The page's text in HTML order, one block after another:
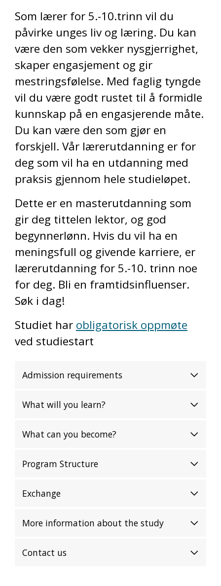
Som lærer for 5.-10.trinn vil du
påvirke unges liv og læring. Du kan
være den som vekker nysgjerrighet,
skaper engasjement og gir
mestringsfølelse. Med faglig tyngde
vil du være godt rustet til å formidle
kunnskap på en engasjerende måte.
Du kan være den som gjør en
forskjell. Vår lærerutdanning er for
deg som vil ha en utdanning med
praksis gjennom hele studieløpet.
Dette er en masterutdanning som
gir deg tittelen lektor, og god
begynnerlønn. Hvis du vil ha en
meningsfull og givende karriere, er
lærerutdanning for 5.-10. trinn noe
for deg. Bli en framtidsinfluenser.
Søk i dag!
Studiet har obligatorisk oppmøte
ved studiestart
Admission requirements
What will you learn?
What can you become?
Program Structure
Exchange
More information about the study
Contact us